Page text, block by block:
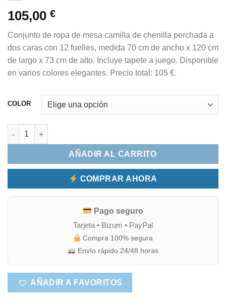
105,00 €
Conjunto de ropa de mesa camilla de chenilla perchada a
dos caras con 12 fuelles, medida 70 cm de ancho x 120 cm
de largo x 73 cm de alto. Incluye tapete a juego. Disponible
en varios colores elegantes. Precio total: 105 €.
COLOR
Ropa de mesa camilla de chenilla perchada a dos caras con
AÑADIR AL CARRITO
COMPRAR AHORA
Pago seguro
Tarjeta • Bizum • PayPal
Compra 100% segura
Envío rápido 24/48 horas
AÑADIR A FAVORITOS